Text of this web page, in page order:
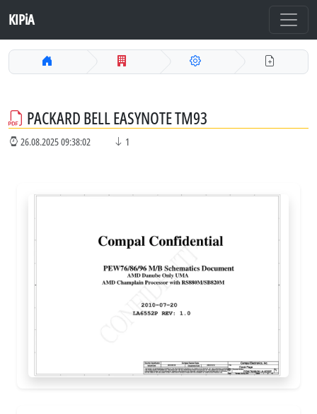
KIPiA
PACKARD BELL EASYNOTE TM93
26.08.2025 09:38:02 1